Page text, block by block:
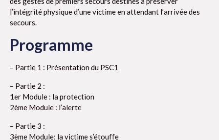
l’intégrité physique d’une victime en attendant l’arrivée des
secours.
Programme
– Partie 1 : Présentation du PSC1
– Partie 2 :
1er Module : la protection
2ème Module : l’alerte
– Partie 3 :
3ème Module: la victime s’étouffe